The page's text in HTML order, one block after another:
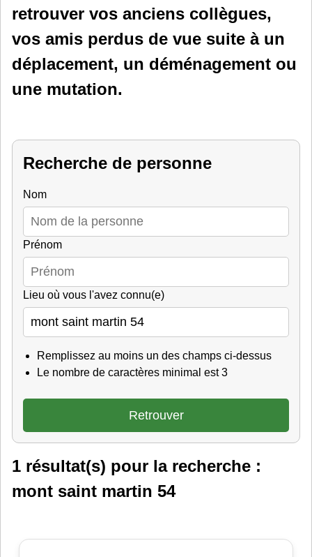
retrouver vos anciens collègues,
vos amis perdus de vue suite à un
déplacement, un déménagement ou
une mutation.
Recherche de personne
Nom
Prénom
Lieu où vous l'avez connu(e)
Remplissez au moins un des champs ci-dessus
Le nombre de caractères minimal est 3
1 résultat(s) pour la recherche :
mont saint martin 54